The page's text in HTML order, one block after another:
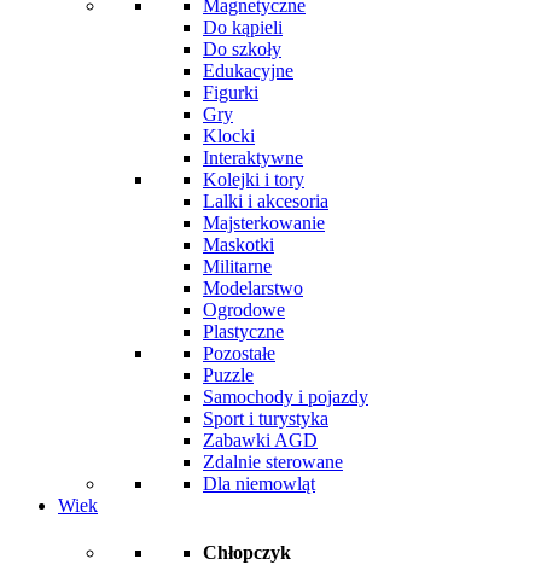
Magnetyczne
Do kąpieli
Do szkoły
Edukacyjne
Figurki
Gry
Klocki
Interaktywne
Kolejki i tory
Lalki i akcesoria
Majsterkowanie
Maskotki
Militarne
Modelarstwo
Ogrodowe
Plastyczne
Pozostałe
Puzzle
Samochody i pojazdy
Sport i turystyka
Zabawki AGD
Zdalnie sterowane
Dla niemowląt
Wiek
Chłopczyk